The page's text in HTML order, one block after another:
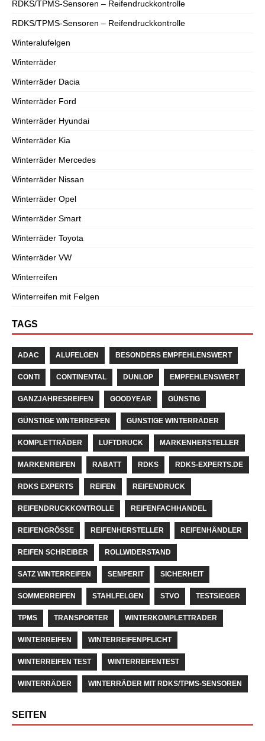
RDKS/TPMS-Sensoren – Reifendruckkontrolle
RDKS/TPMS-Sensoren – Reifendruckkontrolle
Winteralufelgen
Winterräder
Winterräder Dacia
Winterräder Ford
Winterräder Hyundai
Winterräder Kia
Winterräder Mercedes
Winterräder Nissan
Winterräder Opel
Winterräder Smart
Winterräder Toyota
Winterräder VW
Winterreifen
Winterreifen mit Felgen
TAGS
ADAC ALUFELGEN BESONDERS EMPFEHLENSWERT
CONTI CONTINENTAL DUNLOP EMPFEHLENSWERT
GANZJAHRESREIFEN GOODYEAR GÜNSTIG
GÜNSTIGE WINTERREIFEN GÜNSTIGE WINTERRÄDER
KOMPLETTRÄDER LUFTDRUCK MARKENHERSTELLER
MARKENREIFEN RABATT RDKS RDKS-EXPERTS.DE
RDKS EXPERTS REIFEN REIFENDRUCK
REIFENDRUCKKONTROLLE REIFENFACHHANDEL
REIFENGRÖSSE REIFENHERSTELLER REIFENHÄNDLER
REIFEN SCHREIBER ROLLWIDERSTAND
SATZ WINTERREIFEN SEMPERIT SICHERHEIT
SOMMERREIFEN STAHLFELGEN STVO TESTSIEGER
TPMS TRANSPORTER WINTERKOMPLETTRÄDER
WINTERREIFEN WINTERREIFENPFLICHT
WINTERREIFEN TEST WINTERREIFENTEST
WINTERRÄDER WINTERRÄDER MIT RDKS/TPMS-SENSOREN
SEITEN